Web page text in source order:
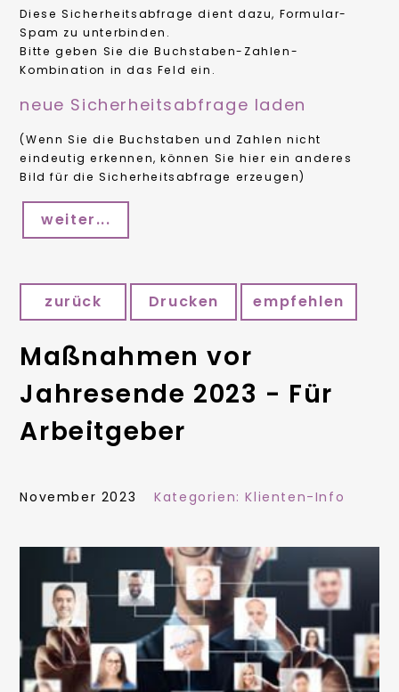
Diese Sicherheitsabfrage dient dazu, Formular-
Spam zu unterbinden.
Bitte geben Sie die Buchstaben-Zahlen-
Kombination in das Feld ein.
neue Sicherheitsabfrage laden
(Wenn Sie die Buchstaben und Zahlen nicht
eindeutig erkennen, können Sie hier ein anderes
Bild für die Sicherheitsabfrage erzeugen)
zurück Drucken empfehlen
Maßnahmen vor
Jahresende 2023 - Für
Arbeitgeber
November 2023 Kategorien:Klienten-Info